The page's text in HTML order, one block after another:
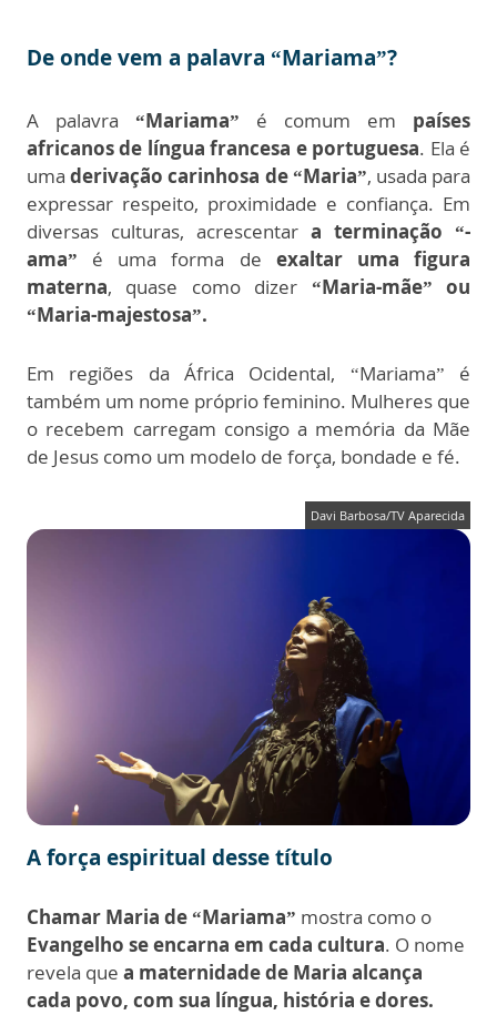
De onde vem a palavra “Mariama”?
A palavra “Mariama” é comum em países
africanos de língua francesa e portuguesa. Ela é
uma derivação carinhosa de “Maria”, usada para
expressar respeito, proximidade e confiança. Em
diversas culturas, acrescentar a terminação “-
ama” é uma forma de exaltar uma figura
materna, quase como dizer “Maria-mãe” ou
“Maria-majestosa”.
Em regiões da África Ocidental, “Mariama” é
também um nome próprio feminino. Mulheres que
o recebem carregam consigo a memória da Mãe
de Jesus como um modelo de força, bondade e fé.
Davi Barbosa/TV Aparecida
A força espiritual desse título
Chamar Maria de “Mariama” mostra como o
Evangelho se encarna em cada cultura. O nome
revela que a maternidade de Maria alcança
cada povo, com sua língua, história e dores.